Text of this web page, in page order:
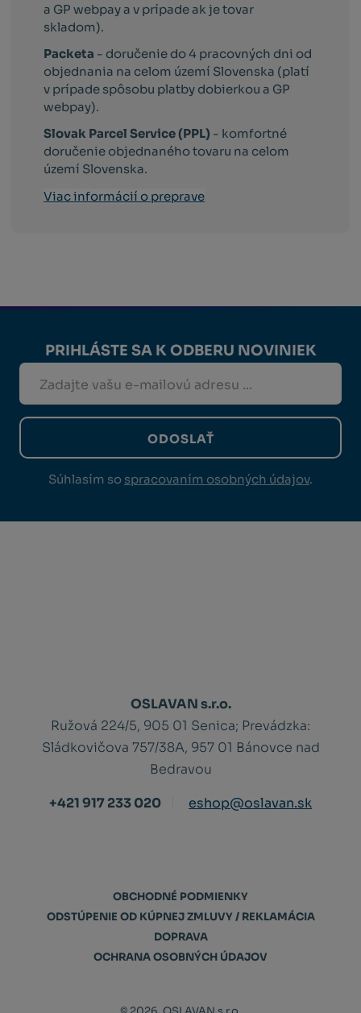
a GP webpay a v prípade ak je tovar
skladom).
Packeta - doručenie do 4 pracovných dni od
objednania na celom území Slovenska (platí
v prípade spôsobu platby dobierkou a GP
webpay).
Slovak Parcel Service (PPL) - komfortné
doručenie objednaného tovaru na celom
území Slovenska.
Viac informácií o preprave
PRIHLÁSTE SA K ODBERU NOVINIEK
ODOSLAŤ
Súhlasím so spracovaním osobných údajov.
OSLAVAN s.r.o.
Ružová 224/5, 905 01 Senica; Prevádzka:
Sládkovičova 757/38A, 957 01 Bánovce nad
Bedravou
+421 917 233 020
eshop@oslavan.sk
OBCHODNÉ PODMIENKY
ODSTÚPENIE OD KÚPNEJ ZMLUVY / REKLAMÁCIA
DOPRAVA
OCHRANA OSOBNÝCH ÚDAJOV